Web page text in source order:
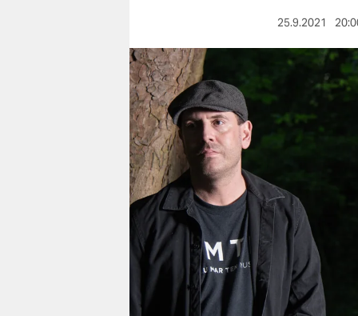
verlag
verlag
veranstaltungen
shop
fragen & hilfe
unterstützen
abo
genossenschaft
25.9.2021